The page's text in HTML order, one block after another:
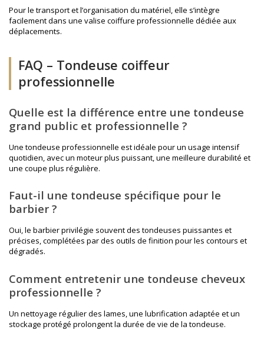
Pour le transport et l’organisation du matériel, elle s’intègre
facilement dans une valise coiffure professionnelle dédiée aux
déplacements.
FAQ – Tondeuse coiffeur
professionnelle
Quelle est la différence entre une tondeuse
grand public et professionnelle ?
Une tondeuse professionnelle est idéale pour un usage intensif
quotidien, avec un moteur plus puissant, une meilleure durabilité et
une coupe plus régulière.
Faut-il une tondeuse spécifique pour le
barbier ?
Oui, le barbier privilégie souvent des tondeuses puissantes et
précises, complétées par des outils de finition pour les contours et
dégradés.
Comment entretenir une tondeuse cheveux
professionnelle ?
Un nettoyage régulier des lames, une lubrification adaptée et un
stockage protégé prolongent la durée de vie de la tondeuse.